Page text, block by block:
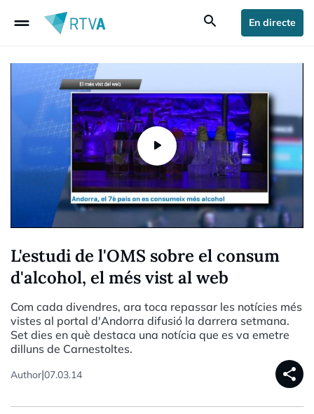
drag_handle search En directe
L'estudi de l'OMS sobre el consum
d'alcohol, el més vist al web
Com cada divendres, ara toca repassar les notícies més
vistes al portal d'Andorra difusió la darrera setmana.
Set dies en què destaca una notícia que es va emetre
dilluns de Carnestoltes.
Author|07.03.14 share